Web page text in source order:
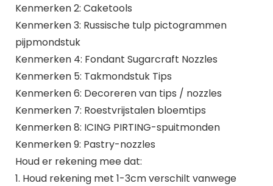
Kenmerken 2: Caketools
Kenmerken 3: Russische tulp pictogrammen
pijpmondstuk
Kenmerken 4: Fondant Sugarcraft Nozzles
Kenmerken 5: Takmondstuk Tips
Kenmerken 6: Decoreren van tips / nozzles
Kenmerken 7: Roestvrijstalen bloemtips
Kenmerken 8: ICING PIRTING-spuitmonden
Kenmerken 9: Pastry-nozzles
Houd er rekening mee dat:
1. Houd rekening met 1-3cm verschilt vanwege